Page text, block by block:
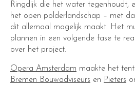
Ringdijk die het water tegenhoudt,
het open polderlandschap – met
dit allemaal mogelijk maakt. Het
plannen in een volgende fase te
over het project.
Opera Amsterdam maakte het
Bremen Bouwadviseurs en Pieters